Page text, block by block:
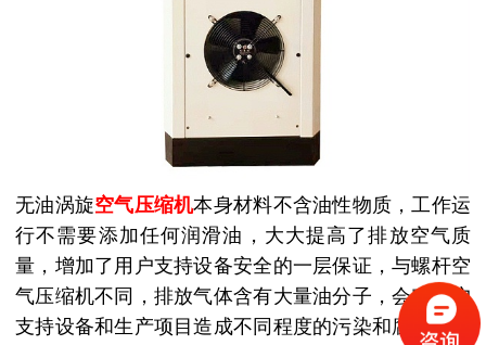
无油涡旋空气压缩机本身材料不含油性物质，工作运
行不需要添加任何润滑油，大大提高了排放空气质
量，增加了用户支持设备安全的一层保证，与螺杆空
气压缩机不同，排放气体含有大量油分子，会对用户
支持设备和生产项目造成不同程度的污染和腐蚀，因